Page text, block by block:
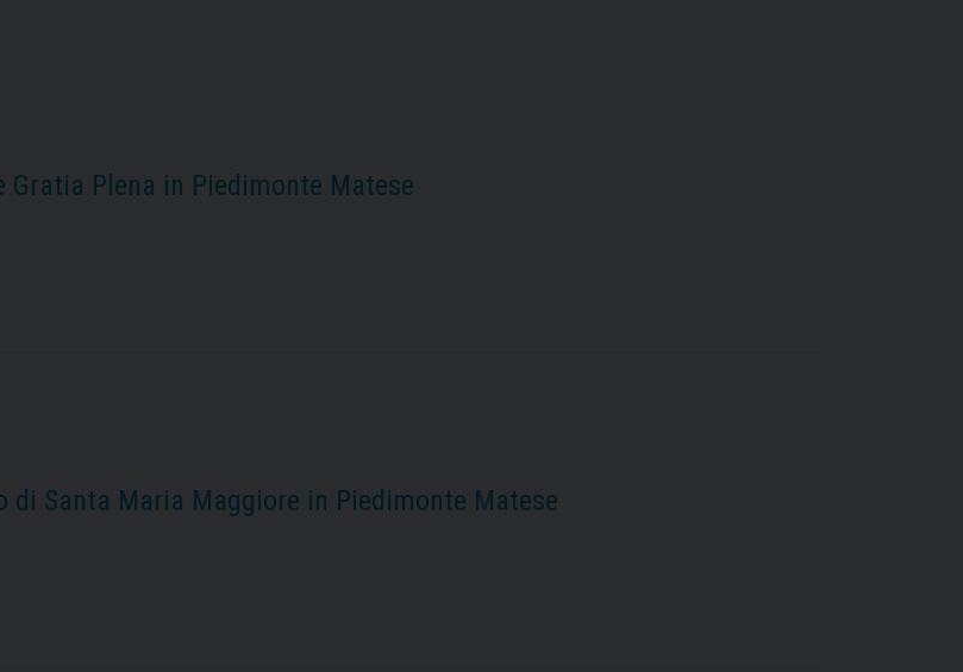
Plena in Piedimonte Matese
Santa Maria Maggiore in Piedimonte Matese